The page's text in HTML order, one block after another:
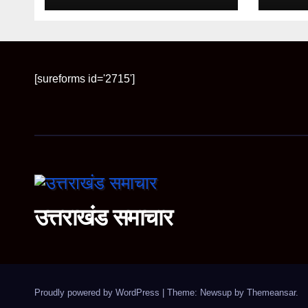
रफ्तार
[sureforms id='2715']
उत्तराखंड समाचार
Proudly powered by WordPress Theme: Newsup by Themeansar.